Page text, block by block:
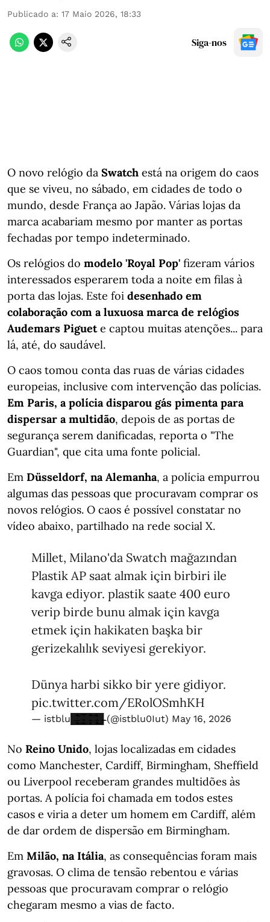
Publicado a: 17 Maio 2026, 18:33
Siga-nos
O novo relógio da Swatch está na origem do caos
que se viveu, no sábado, em cidades de todo o
mundo, desde França ao Japão. Várias lojas da
marca acabariam mesmo por manter as portas
fechadas por tempo indeterminado.
Os relógios do modelo 'Royal Pop' fizeram vários
interessados esperarem toda a noite em filas à
porta das lojas. Este foi desenhado em
colaboração com a luxuosa marca de relógios
Audemars Piguete captou muitas atenções... para
lá, até, do saudável.
O caos tomou conta das ruas de várias cidades
europeias, inclusive com intervenção das polícias.
Em Paris, a polícia disparou gás pimenta para
dispersar a multidão, depois de as portas de
segurança serem danificadas, reporta o "The
Guardian", que cita uma fonte policial.
Em Düsseldorf, na Alemanha, a polícia empurrou
algumas das pessoas que procuravam comprar os
novos relógios. O caos é possível constatar no
vídeo abaixo, partilhado na rede social X.
Millet, Milano'da Swatch mağazından
Plastik AP saat almak için birbiri ile
kavga ediyor. plastik saate 400 euro
verip birde bunu almak için kavga
etmek için hakikaten başka bir
gerizekalılık seviyesi gerekiyor.
Dünya harbi sikko bir yere gidiyor.
pic.twitter.com/ERolOSmhKH
— istblu█̶̳̘͛̄̃͒̄̃͜█̴͇̱̅͒̅█̵̻̣̝͒̈̄̈͝͝█̴̞̜̻̝͍̂̽͜█̴̵̴̶ (@istblu0Iut) May 16, 2026
No Reino Unido, lojas localizadas em cidades
como Manchester, Cardiff, Birmingham, Sheffield
ou Liverpool receberam grandes multidões às
portas. A polícia foi chamada em todos estes
casos e viria a deter um homem em Cardiff, além
de dar ordem de dispersão em Birmingham.
Em Milão, na Itália, as consequências foram mais
gravosas. O clima de tensão rebentou e várias
pessoas que procuravam comprar o relógio
chegaram mesmo a vias de facto.